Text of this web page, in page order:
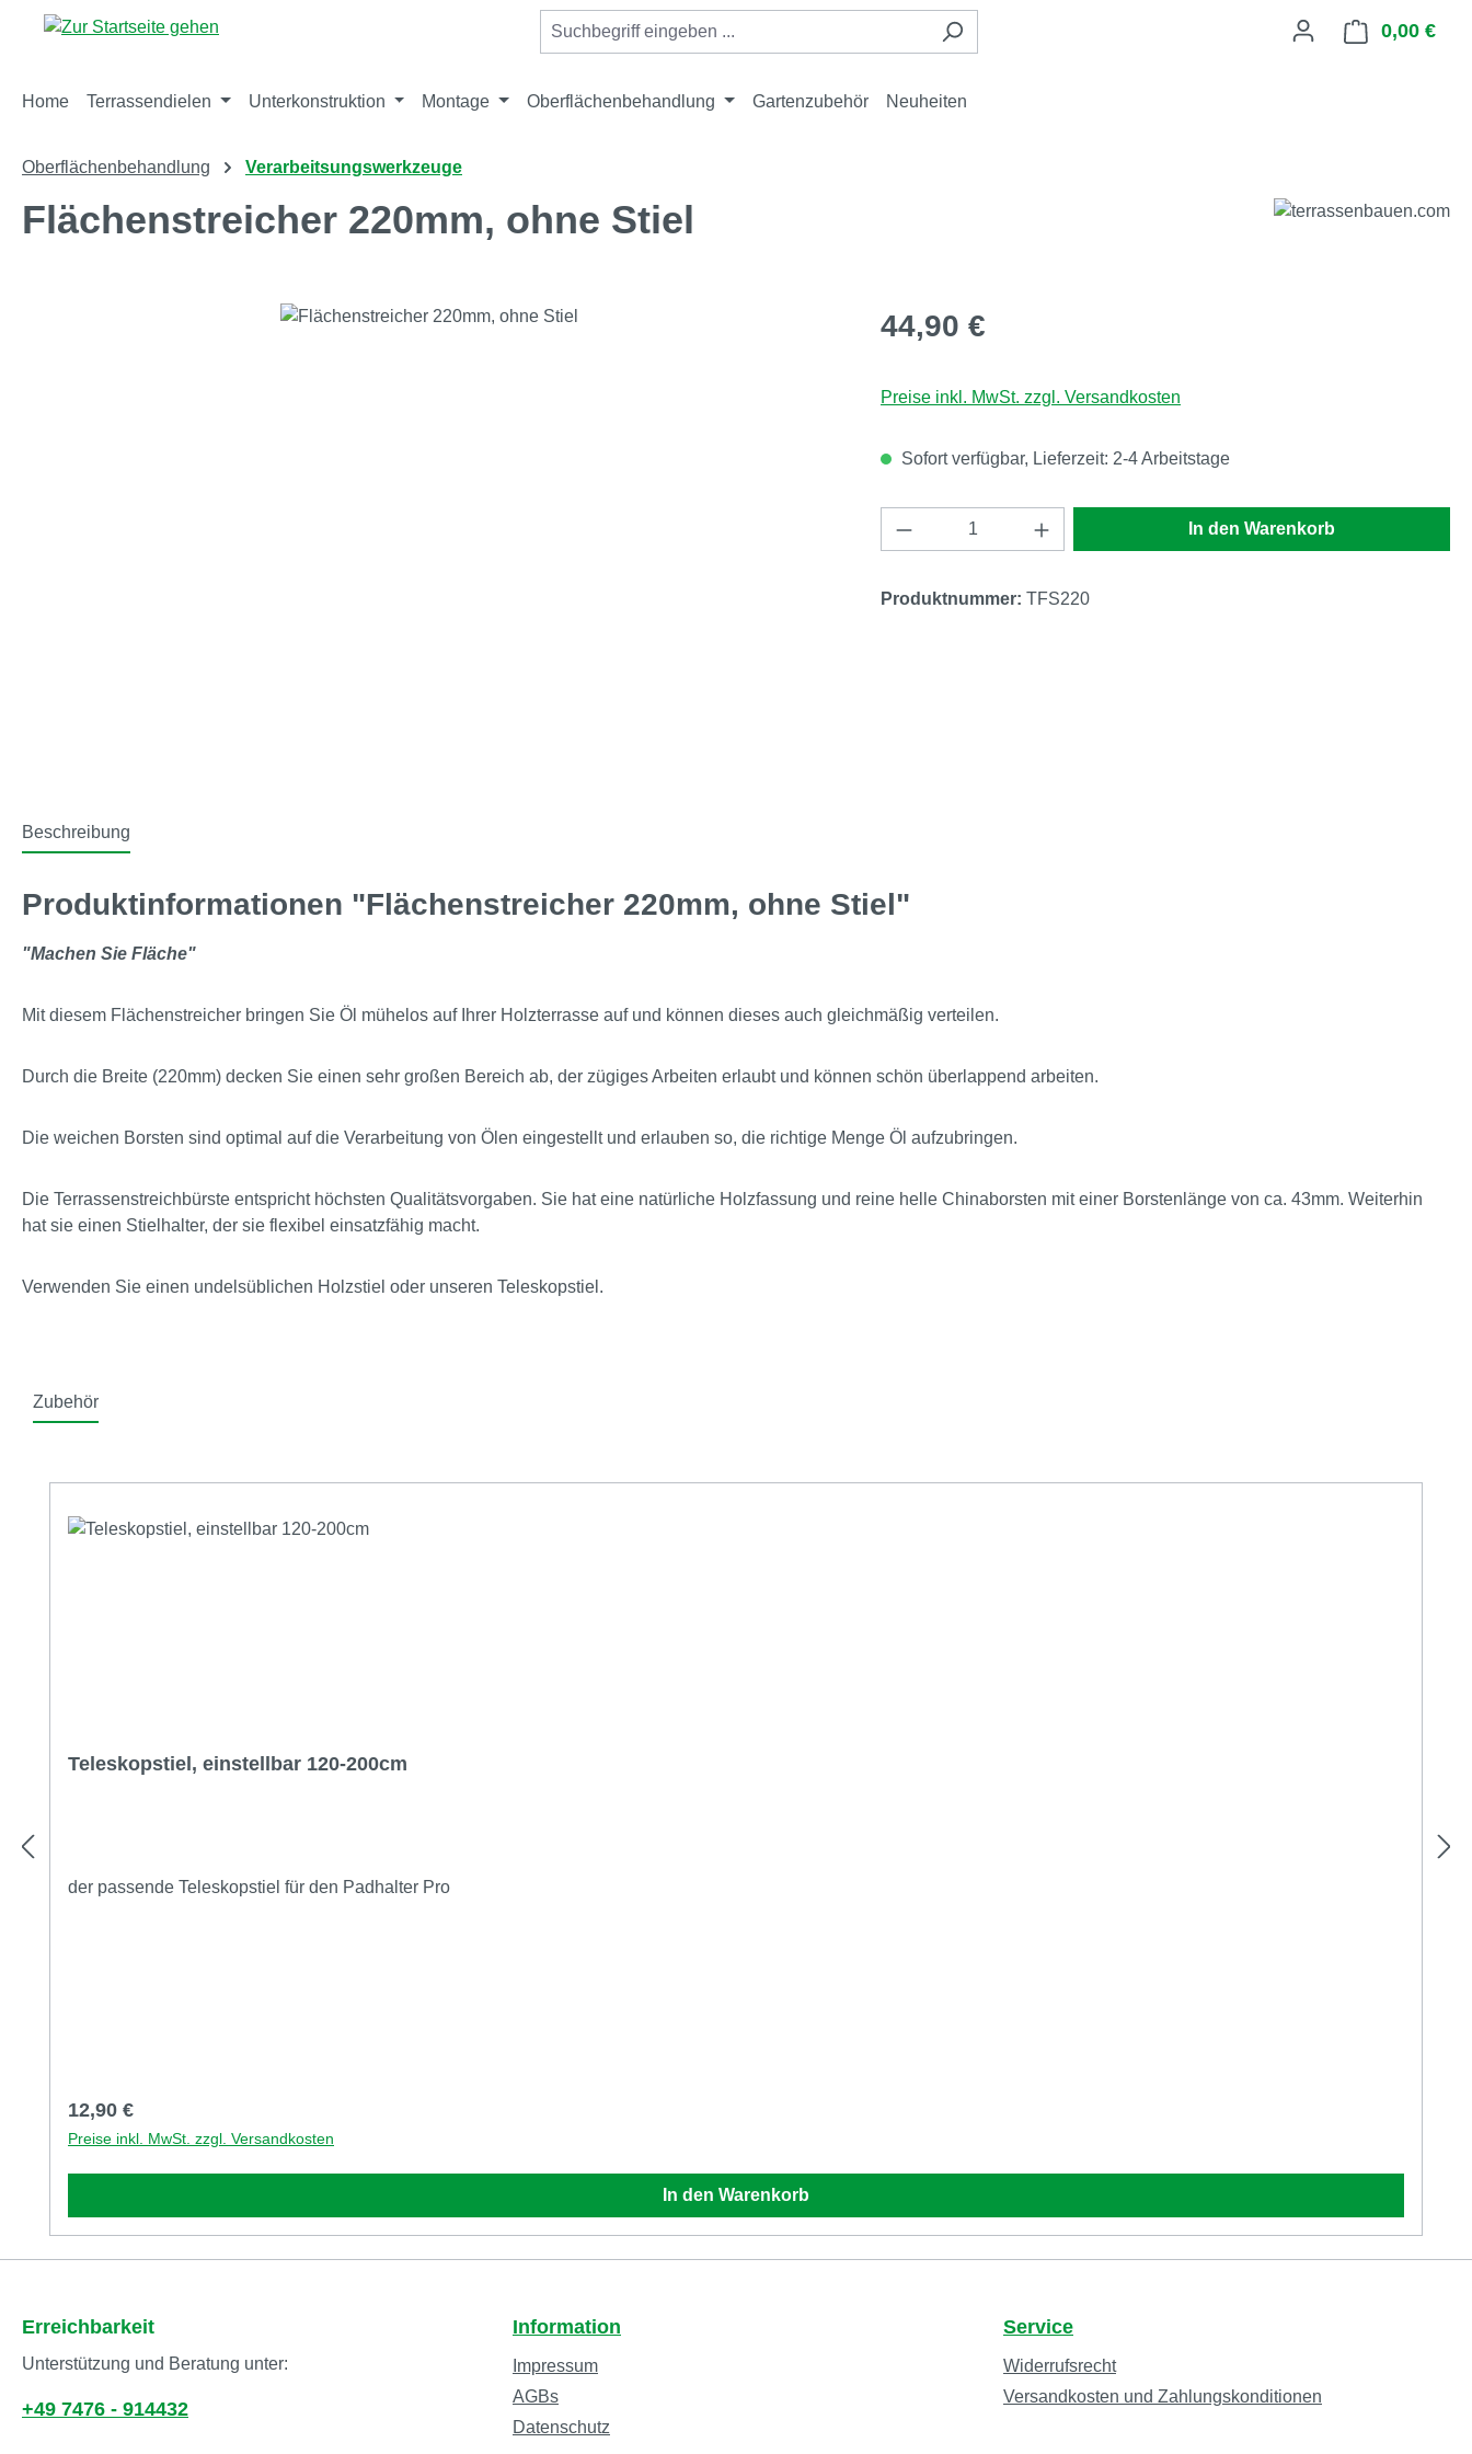
Hauptinhalt springen
Zur Suche springen
Zur Hauptnavigation springen 0,00 €
Home Terrassendielen Unterkonstruktion Montage Oberflächenbehandlung Gartenzubehör Neuheiten
Oberflächenbehandlung Verarbeitsungswerkzeuge
Flächenstreicher 220mm, ohne Stiel
Regulärer Preis:
44,90 €
Preise inkl. MwSt. zzgl. Versandkosten
Sofort verfügbar, Lieferzeit: 2-4 Arbeitstage
Produkt Anzahl: Gib den gewünschten Wert ein
In den Warenkorb
Produktnummer: TFS220
Beschreibung
Produktinformationen "Flächenstreicher 220mm, ohne Stiel"
"Machen Sie Fläche"
Mit diesem Flächenstreicher bringen Sie Öl mühelos auf Ihrer Holzterrasse auf und können dieses auch gleichmäßig verteilen.
Durch die Breite (220mm) decken Sie einen sehr großen Bereich ab, der zügiges Arbeiten erlaubt und können schön überlappend arbeiten.
Die weichen Borsten sind optimal auf die Verarbeitung von Ölen eingestellt und erlauben so, die richtige Menge Öl aufzubringen.
Die Terrassenstreichbürste entspricht höchsten Qualitätsvorgaben. Sie hat eine natürliche Holzfassung und reine helle Chinaborsten mit einer Borstenlänge von ca. 43mm. Weiterhin
hat sie einen Stielhalter, der sie flexibel einsatzfähig macht.
Verwenden Sie einen undelsüblichen Holzstiel oder unseren Teleskopstiel.
Zubehör
Teleskopstiel, einstellbar 120-200cm
der passende Teleskopstiel für den Padhalter Pro
Regulärer Preis:
12,90 €
Preise inkl. MwSt. zzgl. Versandkosten
In den Warenkorb
Erreichbarkeit
Unterstützung und Beratung unter:
+49 7476 - 914432
Information
Impressum
AGBs
Datenschutz
Service
Widerrufsrecht
Versandkosten und Zahlungskonditionen